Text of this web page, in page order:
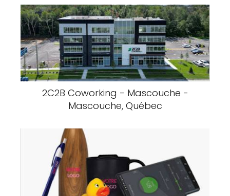
2C2B Coworking - Mascouche -
Mascouche, Québec